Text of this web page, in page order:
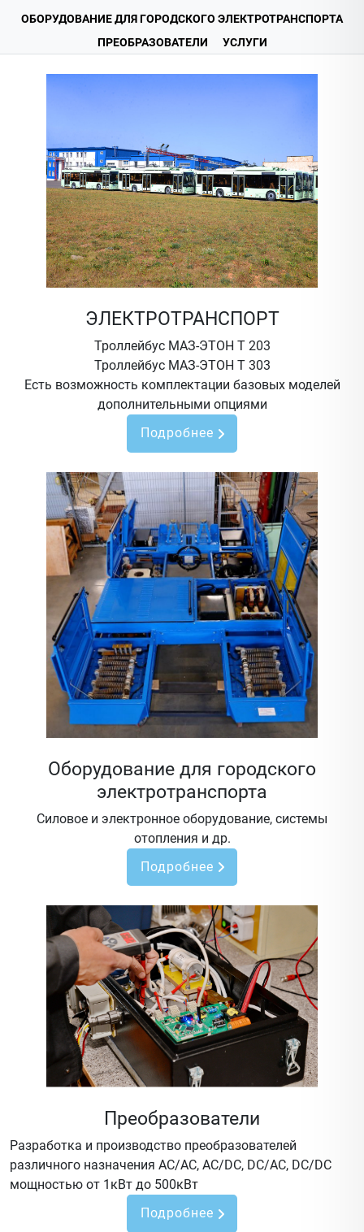
ОБОРУДОВАНИЕ ДЛЯ ГОРОДСКОГО ЭЛЕКТРОТРАНСПОРТА
ПРЕОБРАЗОВАТЕЛИ
УСЛУГИ
ЭЛЕКТРОТРАНСПОРТ
Троллейбус МАЗ-ЭТОН Т 203
Троллейбус МАЗ-ЭТОН Т 303
Есть возможность комплектации базовых моделей
дополнительными опциями
Подробнее
Оборудование для городского
электротранспорта
Силовое и электронное оборудование, системы
отопления и др.
Подробнее
Преобразователи
Разработка и производство преобразователей
различного назначения AC/AC, AC/DC, DC/AC, DC/DC
мощностью от 1кВт до 500кВт
Подробнее